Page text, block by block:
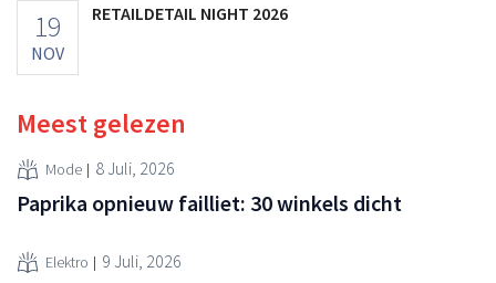
19
NOV
RETAILDETAIL NIGHT 2026
Meest gelezen
Mode 8 Juli, 2026
Paprika opnieuw failliet: 30 winkels dicht
Elektro 9 Juli, 2026